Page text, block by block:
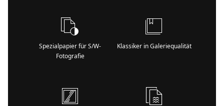
Spezialpapier für S/W-
Fotografie
Klassiker in Galeriequalität